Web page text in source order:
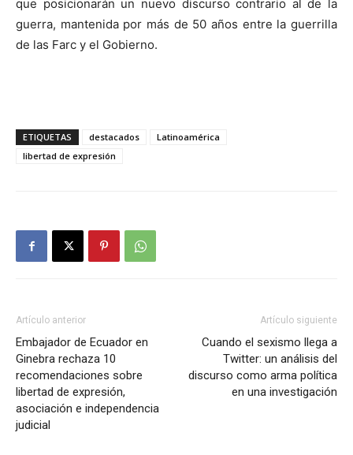
que posicionarán un nuevo discurso contrario al de la
guerra, mantenida por más de 50 años entre la guerrilla
de las Farc y el Gobierno.
ETIQUETAS destacados
Latinoamérica
libertad de expresión
Artículo anterior
Embajador de Ecuador en
Ginebra rechaza 10
recomendaciones sobre
libertad de expresión,
asociación e independencia
judicial
Artículo siguiente
Cuando el sexismo llega a
Twitter: un análisis del
discurso como arma política
en una investigación